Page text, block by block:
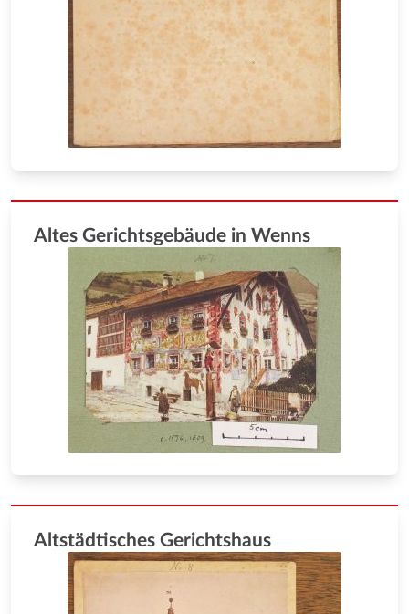
Altes Gerichtsgebäude in Wenns
Altstädtisches Gerichtshaus